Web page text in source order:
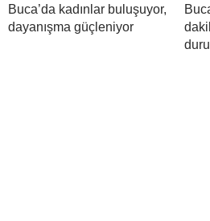
Buca’da kadınlar buluşuyor,
dayanışma güçleniyor